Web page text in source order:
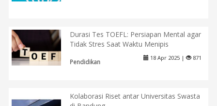
Durasi Tes TOEFL: Persiapan Mental agar
Tidak Stres Saat Waktu Menipis
Pendidikan
18 Apr 2025 | 871
Kolaborasi Riset antar Universitas Swasta